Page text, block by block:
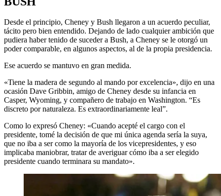
Desde el principio, Cheney y Bush llegaron a un acuerdo peculiar,
tácito pero bien entendido. Dejando de lado cualquier ambición que
pudiera haber tenido de suceder a Bush, a Cheney se le otorgó un
poder comparable, en algunos aspectos, al de la propia presidencia.
Ese acuerdo se mantuvo en gran medida.
«Tiene la madera de segundo al mando por excelencia», dijo en una
ocasión Dave Gribbin, amigo de Cheney desde su infancia en
Casper, Wyoming, y compañero de trabajo en Washington. “Es
discreto por naturaleza. Es extraordinariamente leal”.
Como lo expresó Cheney: «Cuando acepté el cargo con el
presidente, tomé la decisión de que mi única agenda sería la suya,
que no iba a ser como la mayoría de los vicepresidentes, y eso
implicaba maniobrar, tratar de averiguar cómo iba a ser elegido
presidente cuando terminara su mandato».